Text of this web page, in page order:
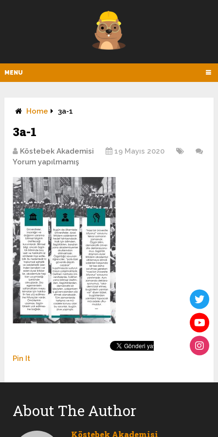
MENU
Home 3a-1
3a-1
Köstebek Akademisi
19 Mayıs 2020
Yorum yapılmamış
Pin It
About The Author
Köstebek Akademisi